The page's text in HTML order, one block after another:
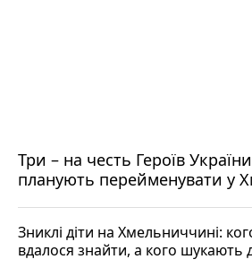
Три – на честь Героїв
планують перейменувати у
Зниклі діти на Хмельниччині:
вдалося знайти, а кого шукають